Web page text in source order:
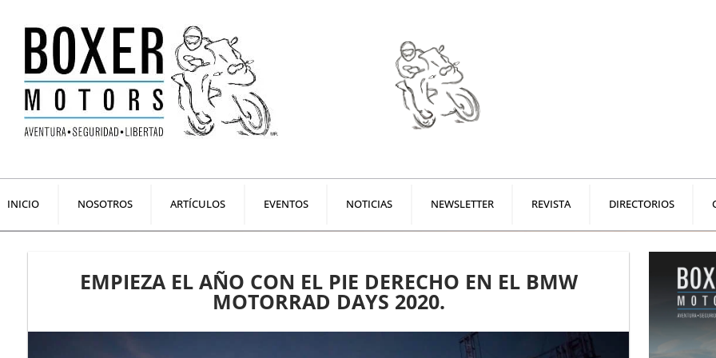
contenido
INICIO NOSOTROS ARTÍCULOS EVENTOS NOTICIAS NEWSLETTER REVISTA DIRECTORIOS
EMPIEZA EL AÑO CON EL PIE DERECHO EN EL BMW
MOTORRAD DAYS 2020.